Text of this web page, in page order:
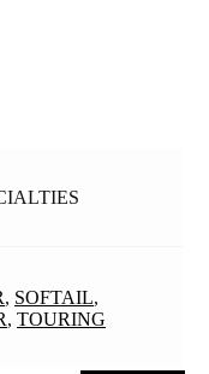
, SOFTAIL,
, TOURING